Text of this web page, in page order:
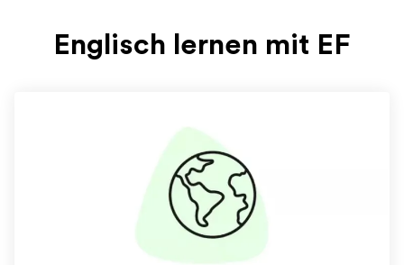
Englisch lernen mit EF